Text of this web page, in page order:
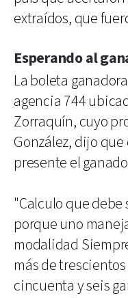
extraídos, que
Esperando al
La boleta
agencia 744
Zorraquín, cuyo
González, dijo
presente el
"Calculo que
porque uno
modalidad
más de
cincuenta y seis